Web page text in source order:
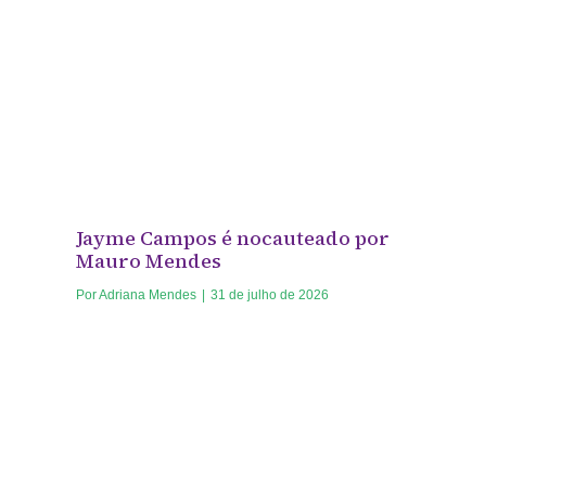
Jayme Campos é nocauteado por
Mauro Mendes
PorAdriana Mendes 31 de julho de 2026